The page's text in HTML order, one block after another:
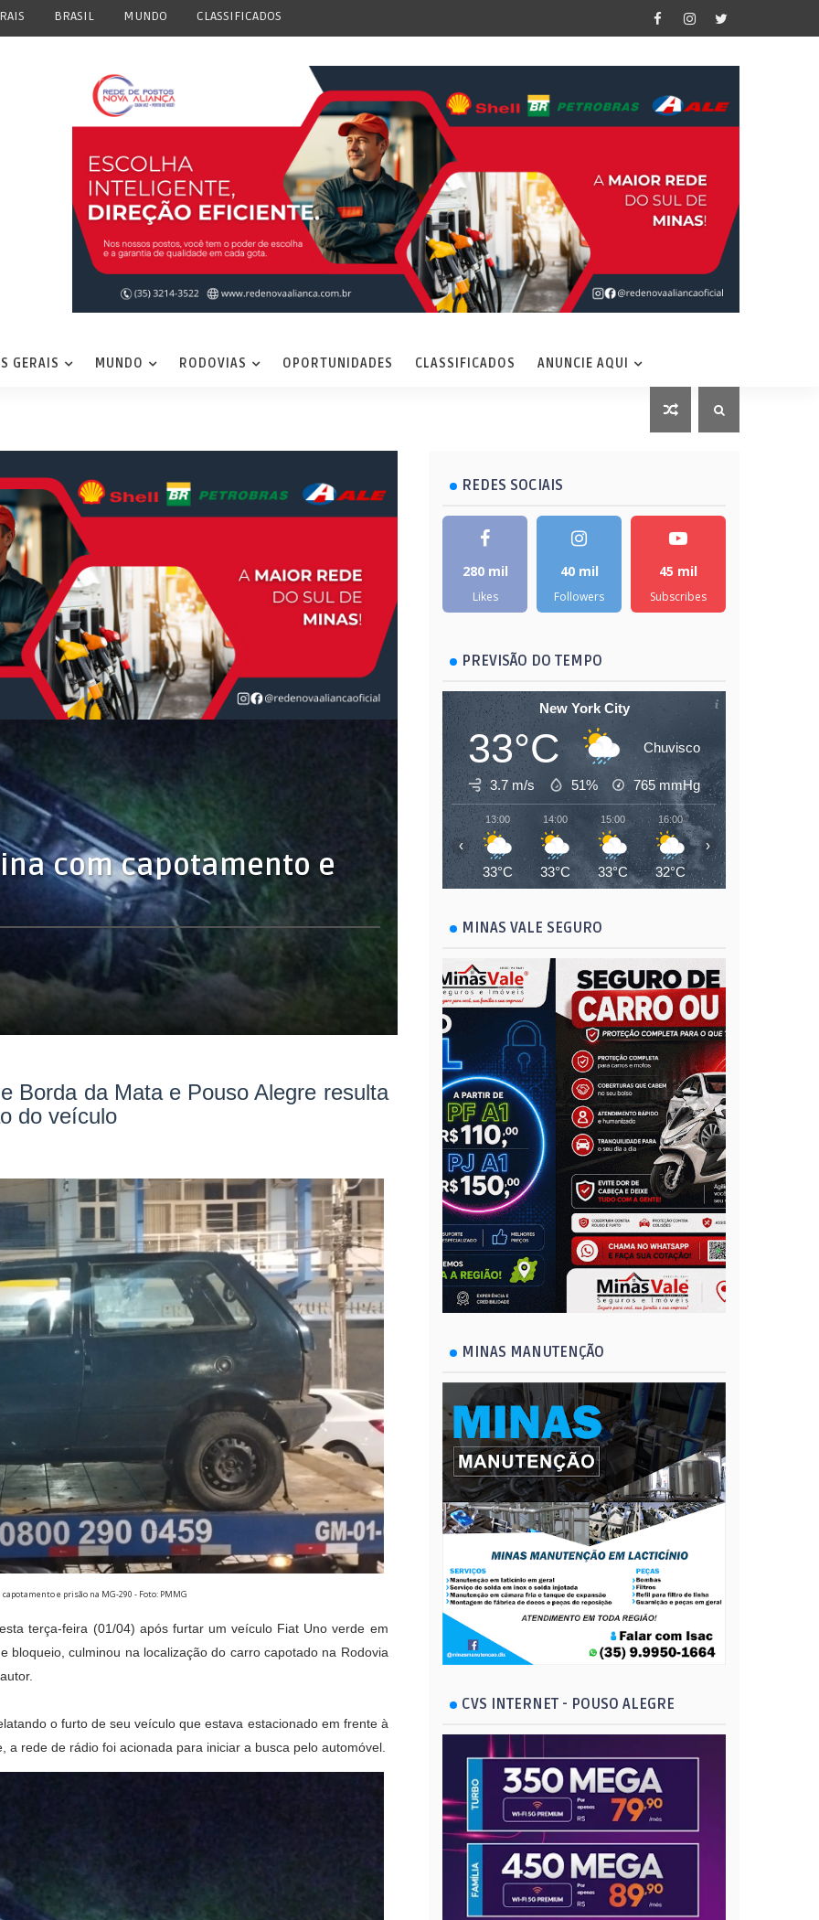
BRASIL MUNDO CLASSIFICADOS
GERAIS MUNDO RODOVIAS OPORTUNIDADES CLASSIFICADOS ANUNCIE AQUI
com capotamento e
Borda da Mata e Pouso Alegre resulta
do veículo
e prisão na MG-290 - Foto: PMMG
terça-feira (01/04) após furtar um veículo Fiat Uno verde em
bloqueio, culminou na localização do carro capotado na Rodovia
o furto de seu veículo que estava estacionado em frente à
rede de rádio foi acionada para iniciar a busca pelo automóvel.
REDES SOCIAIS
280 mil
Likes
40 mil
Followers
45 mil
Subscribes
PREVISÃO DO TEMPO
New York City
33°C Chuvisco
3.7 m/s 51% 765mmHg
13:00
33°C
14:00
33°C
15:00
33°C
16:00
32°C
17:00
32°C
‹ ›
MINAS VALE SEGURO
MINAS MANUTENÇÃO
CVS INTERNET - POUSO ALEGRE